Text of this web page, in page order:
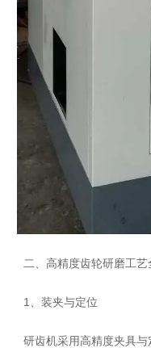
二、高精度齿轮研磨工艺
1、装夹与定位
研齿机采用高精度夹具与定